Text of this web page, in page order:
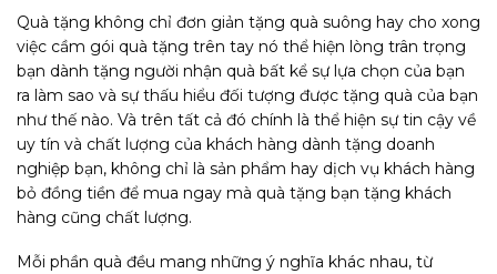
Quà tặng không chỉ đơn giản tặng quà suông hay cho xong
việc cầm gói quà tặng trên tay nó thể hiện lòng trân trọng
bạn dành tặng người nhận quà bất kể sự lựa chọn của bạn
ra làm sao và sự thấu hiểu đối tượng được tặng quà của bạn
như thế nào. Và trên tất cả đó chính là thể hiện sự tin cậy về
uy tín và chất lượng của khách hàng dành tặng doanh
nghiệp bạn, không chỉ là sản phẩm hay dịch vụ khách hàng
bỏ đồng tiền để mua ngay mà quà tặng bạn tặng khách
hàng cũng chất lượng.
Mỗi phần quà đều mang những ý nghĩa khác nhau, từ